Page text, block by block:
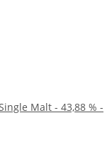
Malt - 43,88 % -